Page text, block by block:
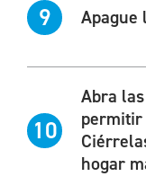
9 Apague
10
Abra
permitir
hogar